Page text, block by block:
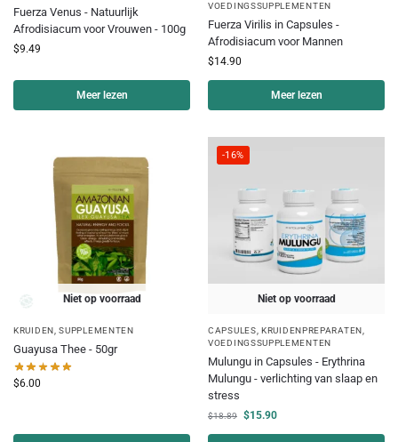
Fuerza Venus - Natuurlijk
Afrodisiacum voor Vrouwen - 100g
$9.49
Meer lezen
VOEDINGSSUPPLEMENTEN
Fuerza Virilis in Capsules -
Afrodisiacum voor Mannen
$14.90
Meer lezen
Niet op voorraad
KRUIDEN ,SUPPLEMENTEN
Guayusa Thee - 50gr
$6.00
-16%
Niet op voorraad
CAPSULES ,KRUIDENPREPARATEN
VOEDINGSSUPPLEMENTEN
Mulungu in Capsules - Erythrina
Mulungu - verlichting van slaap en
stress
$18.89 $15.90